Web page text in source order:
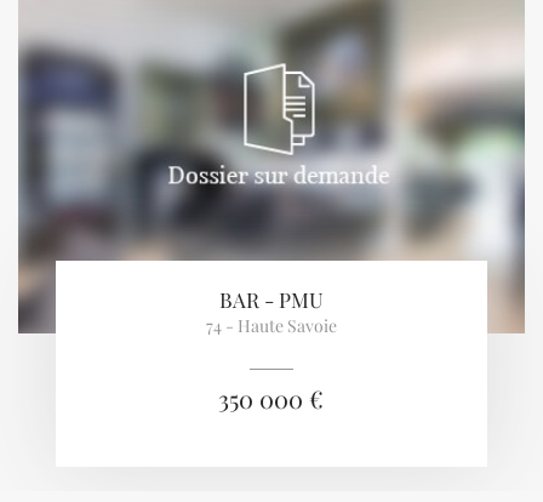
BAR - PMU
74 - Haute Savoie
350 000 €